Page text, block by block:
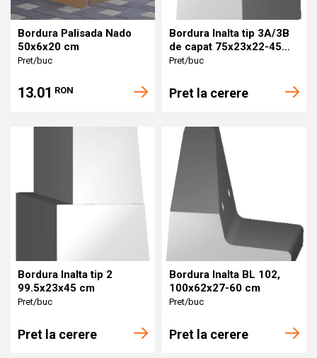
Bordura Palisada Nado
50x6x20 cm
Pret/buc
13.01 RON
Bordura Inalta tip 3A/3B
de capat 75x23x22-45
cm
Pret/buc
Pret la cerere
Bordura Inalta tip 2
99.5x23x45 cm
Pret/buc
Pret la cerere
Bordura Inalta BL 102,
100x62x27-60 cm
Pret/buc
Pret la cerere